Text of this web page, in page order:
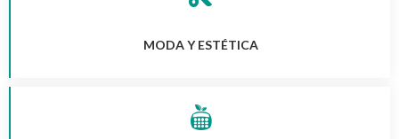
MODA Y ESTÉTICA